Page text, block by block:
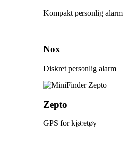
Kompakt personlig alarm
Nox
Diskret personlig alarm
Zepto
GPS for kjøretøy